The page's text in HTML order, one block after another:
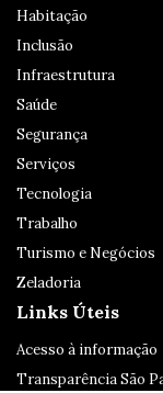
Habitação
Inclusão
Infraestrutura
Saúde
Segurança
Serviços
Tecnologia
Trabalho
Turismo e Negócios
Zeladoria
Links Úteis
Acesso à informação
Transparência São